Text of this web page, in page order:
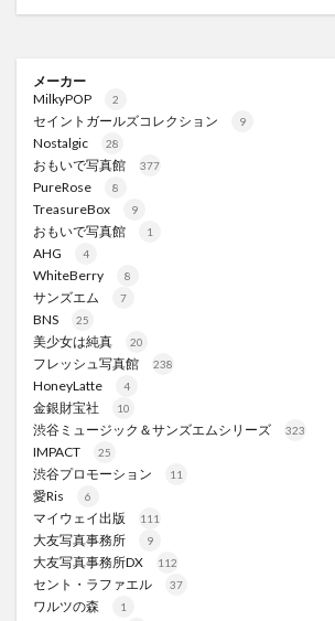
メーカー
MilkyPOP
2
セイントガールズコレクション 9
Nostalgic 28
おもいで写真館 377
PureRose 8
TreasureBox 9
おもいで写真館 1
AHG 4
WhiteBerry 8
サンズエム 7
BNS 25
美少女は純真 20
フレッシュ写真館 238
HoneyLatte 4
金銀財宝社 10
渋谷ミュージック＆サンズエムシリーズ 323
IMPACT 25
渋谷プロモーション 11
愛Ris 6
マイウェイ出版 111
大友写真事務所 9
大友写真事務所DX 112
セント・ラファエル 37
ワルツの森 1